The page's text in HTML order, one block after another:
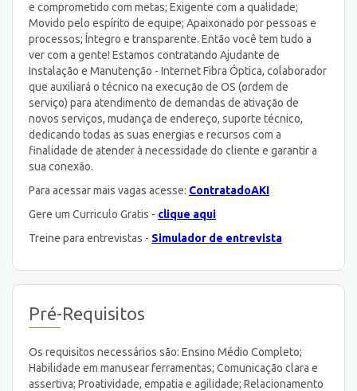
e comprometido com metas; Exigente com a qualidade;
Movido pelo espírito de equipe; Apaixonado por pessoas e
processos; Íntegro e transparente. Então você tem tudo a
ver com a gente! Estamos contratando Ajudante de
Instalação e Manutenção - Internet Fibra Óptica, colaborador
que auxiliará o técnico na execução de OS (ordem de
serviço) para atendimento de demandas de ativação de
novos serviços, mudança de endereço, suporte técnico,
dedicando todas as suas energias e recursos com a
finalidade de atender à necessidade do cliente e garantir a
sua conexão.
Para acessar mais vagas acesse: ContratadoAKI
Gere um Curriculo Gratis - clique aqui
Treine para entrevistas - Simulador de entrevista
Pré-Requisitos
Os requisitos necessários são: Ensino Médio Completo;
Habilidade em manusear ferramentas; Comunicação clara e
assertiva; Proatividade, empatia e agilidade; Relacionamento